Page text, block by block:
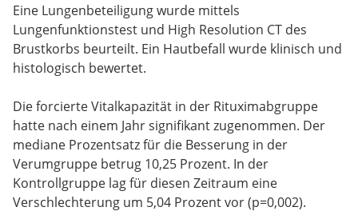
Eine Lungenbeteiligung wurde mittels
Lungenfunktionstest und High Resolution CT des
Brustkorbs beurteilt. Ein Hautbefall wurde klinisch und
histologisch bewertet.
Die forcierte Vitalkapazität in der Rituximabgruppe
hatte nach einem Jahr signifikant zugenommen. Der
mediane Prozentsatz für die Besserung in der
Verumgruppe betrug 10,25 Prozent. In der
Kontrollgruppe lag für diesen Zeitraum eine
Verschlechterung um 5,04 Prozent vor (p=0,002).